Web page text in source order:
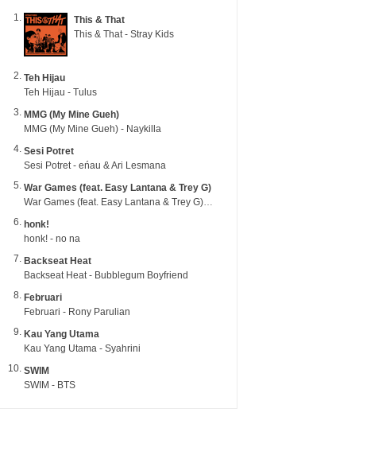
This & That
This & That - Stray Kids
Teh Hijau
Teh Hijau - Tulus
MMG (My Mine Gueh)
MMG (My Mine Gueh) - Naykilla
Sesi Potret
Sesi Potret - eńau & Ari Lesmana
War Games (feat. Easy Lantana & Trey G)
War Games (feat. Easy Lantana & Trey G) - Trub
honk!
honk! - no na
Backseat Heat
Backseat Heat - Bubblegum Boyfriend
Februari
Februari - Rony Parulian
Kau Yang Utama
Kau Yang Utama - Syahrini
SWIM
SWIM - BTS